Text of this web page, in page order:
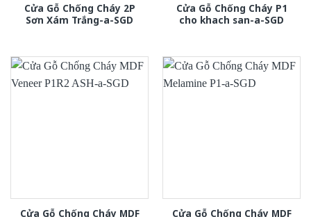
Cửa Gỗ Chống Cháy 2P
Sơn Xám Trắng-a-SGD
Cửa Gỗ Chống Cháy P1
cho khach san-a-SGD
Cửa Gỗ Chống Cháy MDF
Cửa Gỗ Chống Cháy MDF